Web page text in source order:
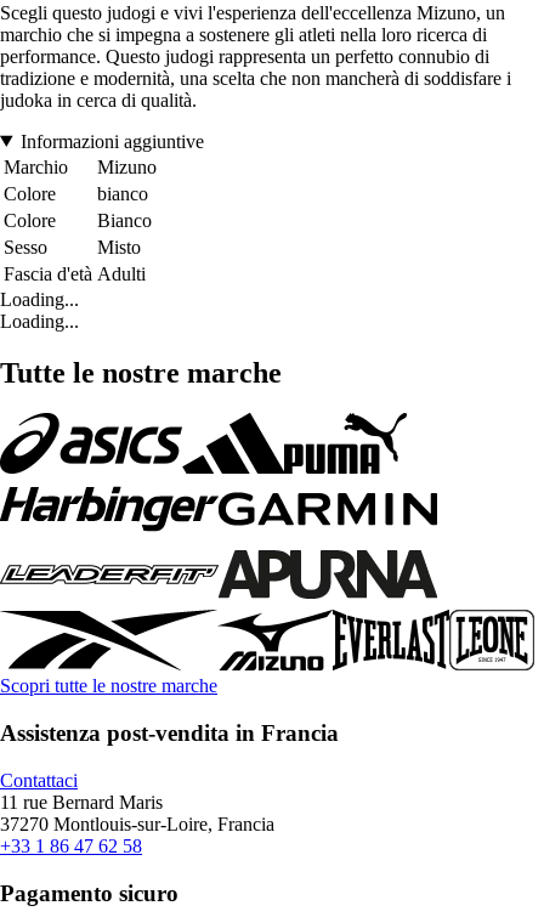
Scegli questo judogi e vivi l'esperienza dell'eccellenza Mizuno, un
marchio che si impegna a sostenere gli atleti nella loro ricerca di
performance. Questo judogi rappresenta un perfetto connubio di
tradizione e modernità, una scelta che non mancherà di soddisfare i
judoka in cerca di qualità.
Informazioni aggiuntive
Marchio
Mizuno
Colore
bianco
Colore
Bianco
Sesso
Misto
Fascia d'età Adulti
Loading...
Loading...
Tutte le nostre marche
Scopri tutte le nostre marche
Assistenza post-vendita in Francia
Contattaci
11 rue Bernard Maris
37270 Montlouis-sur-Loire, Francia
+33 1 86 47 62 58
Pagamento sicuro